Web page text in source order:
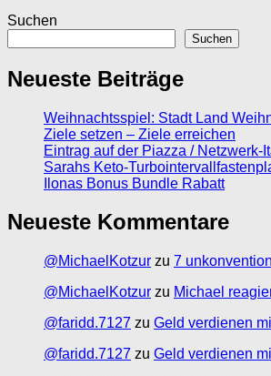
Suchen
Suchen
Neueste Beiträge
Weihnachtsspiel: Stadt Land
Ziele setzen – Ziele erreichen
Eintrag auf der Piazza / Netzwerk-
Sarahs Keto-
Ilonas Bonus Bundle Rabatt
Neueste Kommentare
@MichaelKotzur zu 7
@MichaelKotzur zu Michael
@faridd.7127 zu Geld verdienen
@faridd.7127 zu Geld verdienen